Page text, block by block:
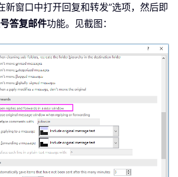
新窗口中打开回复和转发”选项，然后即
答复邮件功能。见截图：